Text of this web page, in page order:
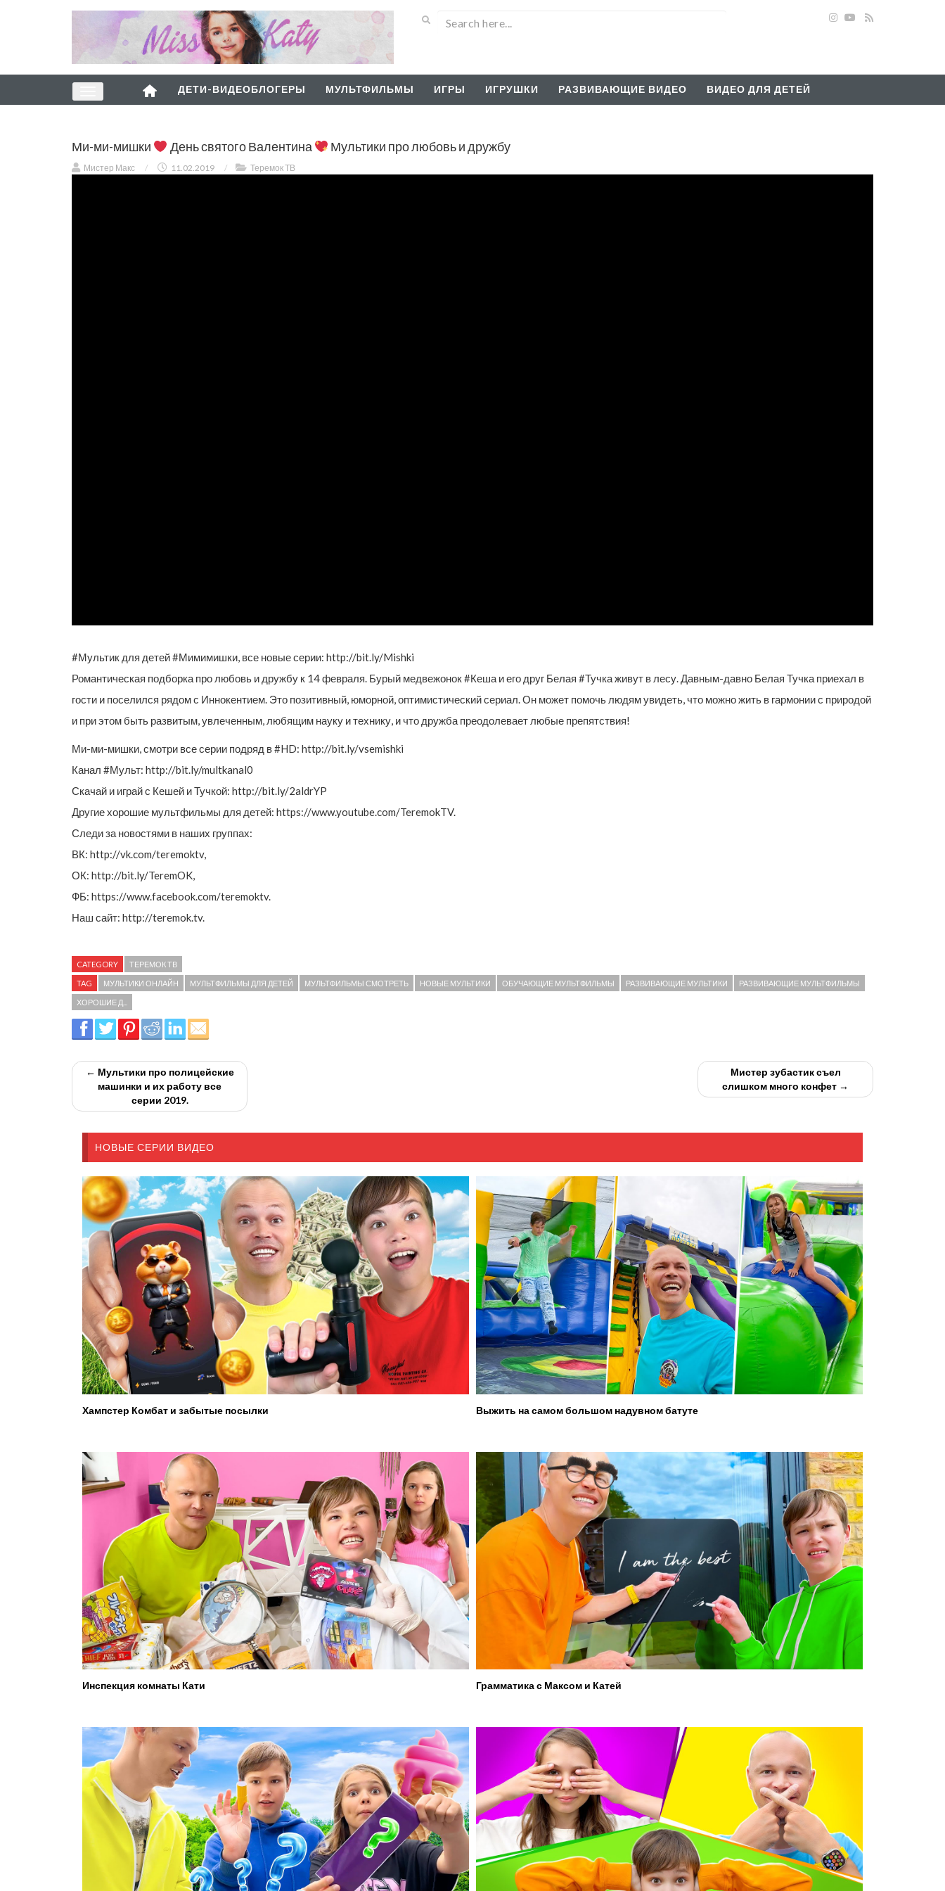
ДЕТИ-ВИДЕОБЛОГЕРЫ МУЛЬТФИЛЬМЫ ИГРЫ ИГРУШКИ РАЗВИВАЮЩИЕ ВИДЕО ВИДЕО ДЛЯ ДЕТЕЙ
Ми-ми-мишки День святого Валентина Мультики про любовь и дружбу
Мистер Макс / 11.02.2019 / Теремок ТВ
#Мультик для детей #Мимимишки, все новые серии: http://bit.ly/Mishki
Романтическая подборка про любовь и дружбу к 14 февраля. Бурый медвежонок #Кеша и его друг Белая #Тучка живут в лесу. Давным-давно Белая Тучка приехал в
гости и поселился рядом с Иннокентием. Это позитивный, юморной, оптимистический сериал. Он может помочь людям увидеть, что можно жить в гармонии с природой
и при этом быть развитым, увлеченным, любящим науку и технику, и что дружба преодолевает любые препятствия!
Ми-ми-мишки, смотри все серии подряд в #HD: http://bit.ly/vsemishki
Канал #Мульт: http://bit.ly/multkanal0
Скачай и играй с Кешей и Тучкой: http://bit.ly/2aldrYP
Другие хорошие мультфильмы для детей: https://www.youtube.com/TeremokTV.
Следи за новостями в наших группах:
ВК: http://vk.com/teremoktv,
ОК: http://bit.ly/TeremOK,
ФБ: https://www.facebook.com/teremoktv.
Наш сайт: http://teremok.tv.
CATEGORY ТЕРЕМОК ТВ
TAG МУЛЬТИКИ ОНЛАЙН МУЛЬТФИЛЬМЫ ДЛЯ ДЕТЕЙ МУЛЬТФИЛЬМЫ СМОТРЕТЬ НОВЫЕ МУЛЬТИКИ ОБУЧАЮЩИЕ МУЛЬТФИЛЬМЫ РАЗВИВАЮЩИЕ МУЛЬТИКИ РАЗВИВАЮЩИЕ МУЛЬТФИЛЬМЫ
ХОРОШИЕ Д...
← Мультики про полицейские
машинки и их работу все
серии 2019.
Мистер зубастик съел
слишком много конфет →
НОВЫЕ СЕРИИ ВИДЕО
Хампстер Комбат и забытые посылки Выжить на самом большом надувном батуте
Инспекция комнаты Кати Грамматика с Максом и Катей